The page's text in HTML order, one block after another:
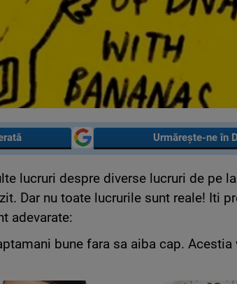
Urmărește-ne în
lucruri despre diverse lucruri de pe
Dar nu toate lucrurile sunt reale! Iti
adevarate:
bune fara sa aiba cap. Acestia